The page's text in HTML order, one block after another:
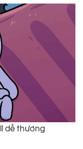
dễ thương